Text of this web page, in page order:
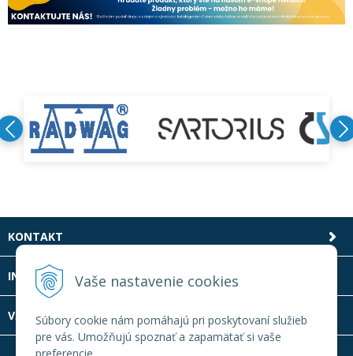
Vaše nastavenie cookies
Súbory cookie nám pomáhajú pri poskytovaní služieb
pre vás. Umožňujú spoznať a zapamätať si vaše
KONTAKT
INFOLINKA
VŠETKO O NÁKUPE